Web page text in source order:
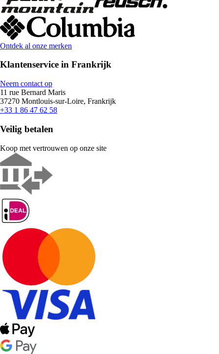
Ontdek al onze merken
Klantenservice in Frankrijk
Neem contact op
11 rue Bernard Maris
37270 Montlouis-sur-Loire, Frankrijk
+33 1 86 47 62 58
Veilig betalen
Koop met vertrouwen op onze site